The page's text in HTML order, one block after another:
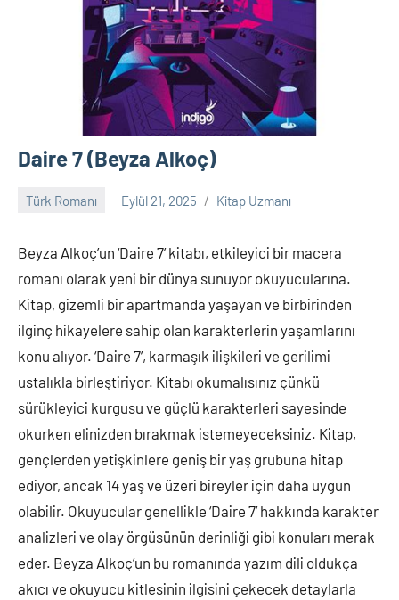
Daire 7 (Beyza Alkoç)
Türk Romanı Eylül 21, 2025 Kitap Uzmanı
Beyza Alkoç’un ‘Daire 7’ kitabı, etkileyici bir macera
romanı olarak yeni bir dünya sunuyor okuyucularına.
Kitap, gizemli bir apartmanda yaşayan ve birbirinden
ilginç hikayelere sahip olan karakterlerin yaşamlarını
konu alıyor. ‘Daire 7’, karmaşık ilişkileri ve gerilimi
ustalıkla birleştiriyor. Kitabı okumalısınız çünkü
sürükleyici kurgusu ve güçlü karakterleri sayesinde
okurken elinizden bırakmak istemeyeceksiniz. Kitap,
gençlerden yetişkinlere geniş bir yaş grubuna hitap
ediyor, ancak 14 yaş ve üzeri bireyler için daha uygun
olabilir. Okuyucular genellikle ‘Daire 7’ hakkında karakter
analizleri ve olay örgüsünün derinliği gibi konuları merak
eder. Beyza Alkoç’un bu romanında yazım dili oldukça
akıcı ve okuyucu kitlesinin ilgisini çekecek detaylarla